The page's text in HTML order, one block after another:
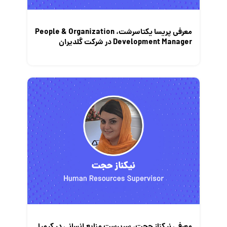
معرفی پریسا یکتاسرشت، People & Organization
Development Manager در شرکت گلدیران